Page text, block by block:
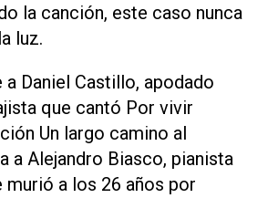
la canción, este caso nunca
luz.
Daniel Castillo, apodado
que cantó Por vivir
Un largo camino al
a Alejandro Biasco, pianista
murió a los 26 años por